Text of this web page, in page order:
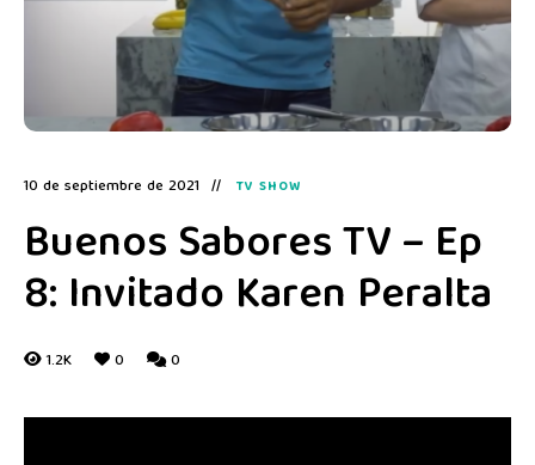
10 de septiembre de 2021 TV SHOW
Buenos Sabores TV – Ep
8: Invitado Karen Peralta
1.2K 0 0